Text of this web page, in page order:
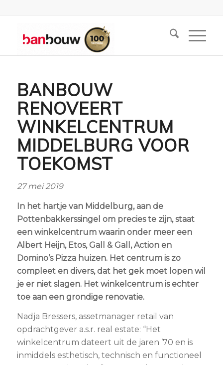
BANBOUW
RENOVEERT
WINKELCENTRUM
MIDDELBURG VOOR
TOEKOMST
27 mei 2019
In het hartje van Middelburg, aan de
Pottenbakkerssingel om precies te zijn, staat
een winkelcentrum waarin onder meer een
Albert Heijn, Etos, Gall & Gall, Action en
Domino’s Pizza huizen. Het centrum is zo
compleet en divers, dat het gek moet lopen wil
je er niet slagen. Het winkelcentrum is echter
toe aan een grondige renovatie.
Nadja Bressers, assetmanager retail van
opdrachtgever a.s.r. real estate: “Het
winkelcentrum dateert uit de jaren ’70 en is
inmiddels esthetisch, technisch en functioneel